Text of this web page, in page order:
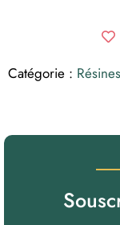
Catégorie :